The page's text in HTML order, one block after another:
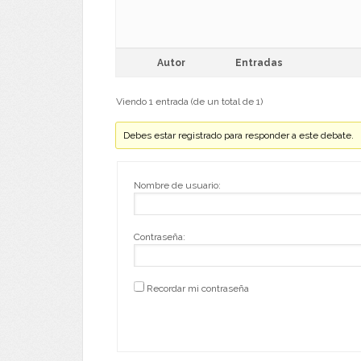
Autor Entradas
Viendo 1 entrada (de un total de 1)
Debes estar registrado para responder a este debate.
Nombre de usuario:
Contraseña:
Recordar mi contraseña